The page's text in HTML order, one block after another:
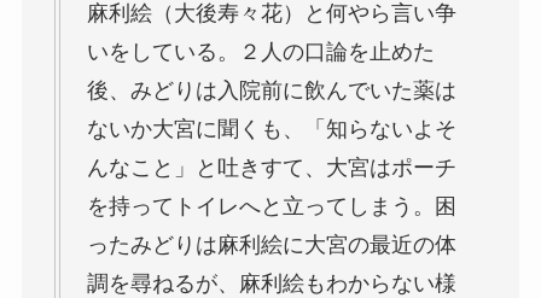
麻利絵（大後寿々花）と何やら言い争
いをしている。２人の口論を止めた
後、みどりは入院前に飲んでいた薬は
ないか大宮に聞くも、「知らないよそ
んなこと」と吐きすて、大宮はポーチ
を持ってトイレへと立ってしまう。困
ったみどりは麻利絵に大宮の最近の体
調を尋ねるが、麻利絵もわからない様